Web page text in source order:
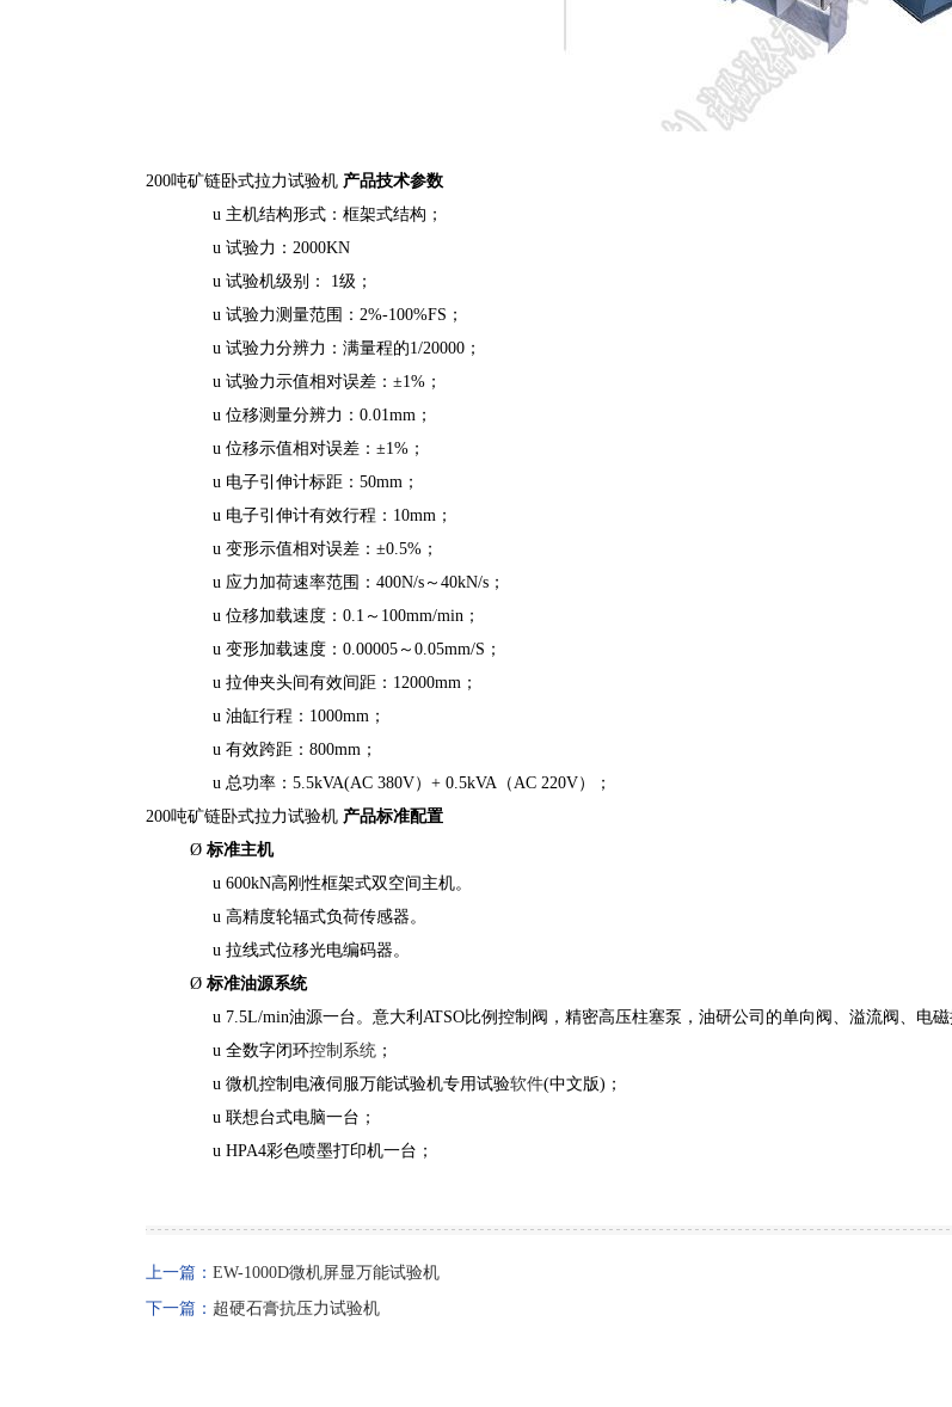
200吨矿链卧式拉力试验机 产品技术参数
u 主机结构形式：框架式结构；
u 试验力：2000KN
u 试验机级别： 1级；
u 试验力测量范围：2%-100%FS；
u 试验力分辨力：满量程的1/20000；
u 试验力示值相对误差：±1%；
u 位移测量分辨力：0.01mm；
u 位移示值相对误差：±1%；
u 电子引伸计标距：50mm；
u 电子引伸计有效行程：10mm；
u 变形示值相对误差：±0.5%；
u 应力加荷速率范围：400N/s～40kN/s；
u 位移加载速度：0.1～100mm/min；
u 变形加载速度：0.00005～0.05mm/S；
u 拉伸夹头间有效间距：12000mm；
u 油缸行程：1000mm；
u 有效跨距：800mm；
u 总功率：5.5kVA(AC 380V）+ 0.5kVA（AC 220V）；
200吨矿链卧式拉力试验机 产品标准配置
Ø标准主机
u 600kN高刚性框架式双空间主机。
u 高精度轮辐式负荷传感器。
u 拉线式位移光电编码器。
Ø标准油源系统
u 7.5L/min油源一台。意大利ATSO比例控制阀，精密高压柱塞泵，油研公司的单向阀、溢流阀、电
u 全数字闭环控制系统 ；
u 微机控制电液伺服万能试验机专用试验软件(中文版)；
u 联想台式电脑一台；
u HPA4彩色喷墨打印机一台；
上一篇： EW-1000D微机屏显万能试验机
下一篇： 超硬石膏抗压力试验机